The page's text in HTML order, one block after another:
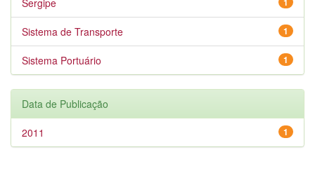
Sergipe
1
Sistema de Transporte
1
Sistema Portuário
Data de Publicação
1
2011